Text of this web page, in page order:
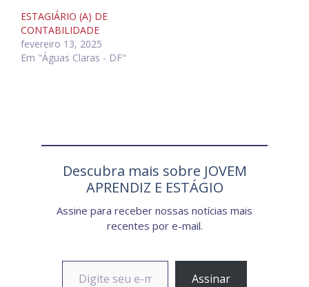
ESTAGIÁRIO (A) DE
CONTABILIDADE
fevereiro 13, 2025
Em "Águas Claras - DF"
Descubra mais sobre JOVEM
APRENDIZ E ESTÁGIO
Assine para receber nossas notícias mais
recentes por e-mail.
Digite seu e-mail…
Assinar